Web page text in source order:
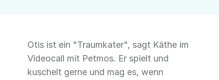
Otis ist ein "Traumkater", sagt Käthe im
Videocall mit Petmos. Er spielt und
kuschelt gerne und mag es, wenn